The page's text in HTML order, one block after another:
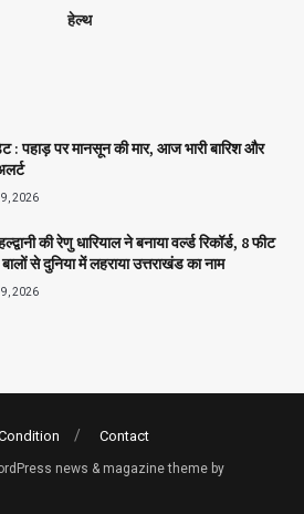
हेल्थ
: पहाड़ पर मानसून की मार, आज भारी बारिश और
9, 2026
की रेणु धारियाल ने बनाया वर्ल्ड रिकॉर्ड, 8 फीट
से दुनिया में लहराया उत्तराखंड का नाम
9, 2026
Contact
news & magazine theme by